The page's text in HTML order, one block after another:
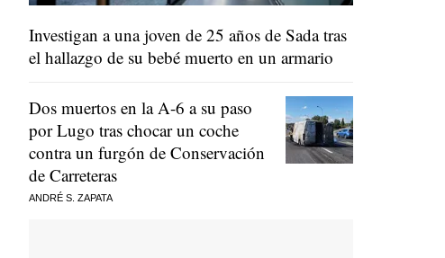
Investigan a una joven de 25 años de Sada tras
el hallazgo de su bebé muerto en un armario
Dos muertos en la A-6 a su paso
por Lugo tras chocar un coche
contra un furgón de Conservación
de Carreteras
ANDRÉ S. ZAPATA